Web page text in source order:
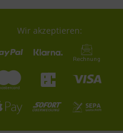
Wir akzeptieren: